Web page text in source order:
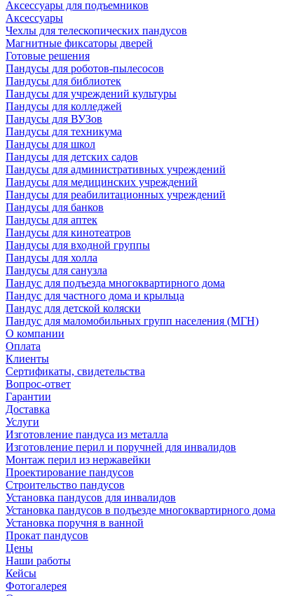
Аксессуары для подъемников
Аксессуары
Чехлы для телескопических пандусов
Магнитные фиксаторы дверей
Готовые решения
Пандусы для роботов-пылесосов
Пандусы для библиотек
Пандусы для учреждений культуры
Пандусы для колледжей
Пандусы для ВУЗов
Пандусы для техникума
Пандусы для школ
Пандусы для детских садов
Пандусы для административных учреждений
Пандусы для медицинских учреждений
Пандусы для реабилитационных учреждений
Пандусы для банков
Пандусы для аптек
Пандусы для кинотеатров
Пандусы для входной группы
Пандусы для холла
Пандусы для санузла
Пандус для подъезда многоквартирного дома
Пандус для частного дома и крыльца
Пандус для детской коляски
Пандус для маломобильных групп населения (МГН)
О компании
Оплата
Клиенты
Сертификаты, свидетельства
Вопрос-ответ
Гарантии
Доставка
Услуги
Изготовление пандуса из металла
Изготовление перил и поручней для инвалидов
Монтаж перил из нержавейки
Проектирование пандусов
Строительство пандусов
Установка пандусов для инвалидов
Установка пандусов в подъезде многоквартирного дома
Установка поручня в ванной
Прокат пандусов
Цены
Наши работы
Кейсы
Фотогалерея